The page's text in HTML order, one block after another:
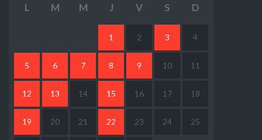
L M M J V S D
1 2 3 4
5 6 7 8 9 10 11
12 13 14 15 16 17 18
19 20 21 22 23 24 25